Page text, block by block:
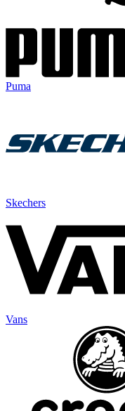
Puma
Skechers
Vans